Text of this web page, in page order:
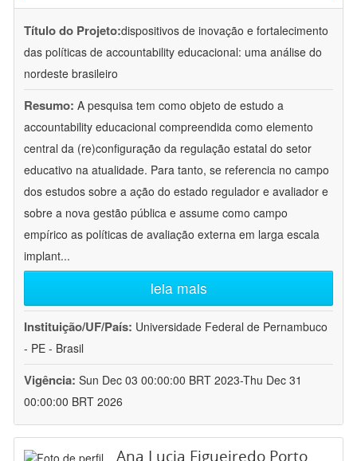
Título do Projeto:dispositivos de inovação e fortalecimento
das políticas de accountability educacional: uma análise do
nordeste brasileiro
Resumo: A pesquisa tem como objeto de estudo a
accountability educacional compreendida como elemento
central da (re)configuração da regulação estatal do setor
educativo na atualidade. Para tanto, se referencia no campo
dos estudos sobre a ação do estado regulador e avaliador e
sobre a nova gestão pública e assume como campo
empírico as políticas de avaliação externa em larga escala
implant...
leia mais
Instituição/UF/País: Universidade Federal de Pernambuco
- PE - Brasil
Vigência: Sun Dec 03 00:00:00 BRT 2023-Thu Dec 31
00:00:00 BRT 2026
Ana Lucia Figueiredo Porto